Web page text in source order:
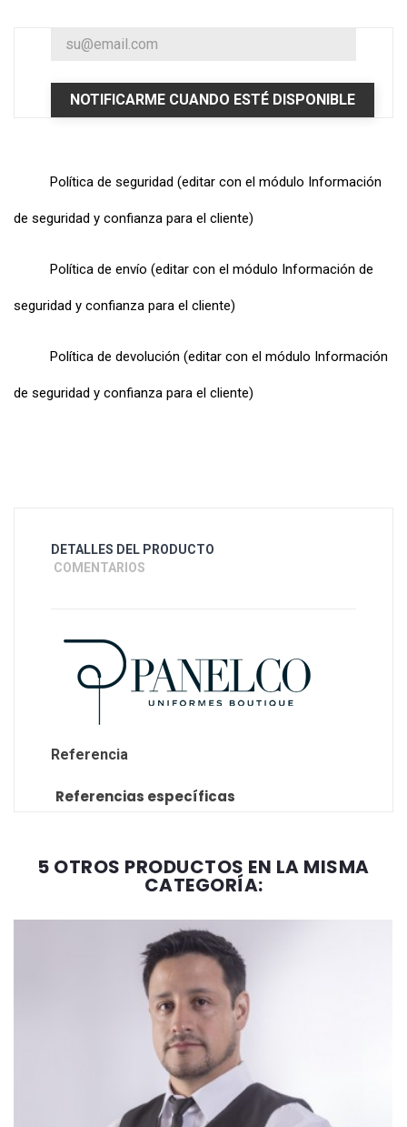
NOTIFICARME CUANDO ESTÉ DISPONIBLE
Política de seguridad (editar con el módulo Información
de seguridad y confianza para el cliente)
Política de envío (editar con el módulo Información de
seguridad y confianza para el cliente)
Política de devolución (editar con el módulo Información
de seguridad y confianza para el cliente)
DETALLES DEL PRODUCTO
COMENTARIOS
Referencia
Referencias específicas
5 OTROS PRODUCTOS EN LA MISMA
CATEGORÍA: